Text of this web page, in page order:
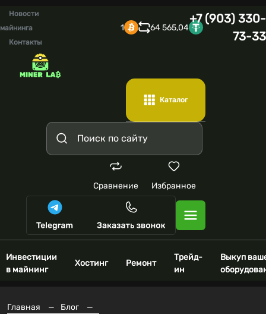
Новости
майнинга
Контакты
1 64 565,04
+7 (903) 330-
73-33
Каталог
Сравнение Избранное
Инвестиции
в майнинг
Хостинг Ремонт
Трейд-
ин
Выкуп
Главная — Блог
—